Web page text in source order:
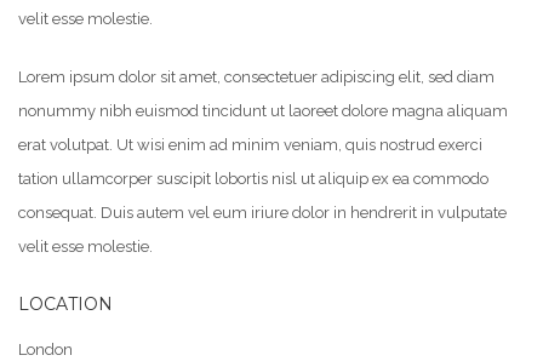
velit esse molestie.
Lorem ipsum dolor sit amet, consectetuer adipiscing elit, sed diam
nonummy nibh euismod tincidunt ut laoreet dolore magna aliquam
erat volutpat. Ut wisi enim ad minim veniam, quis nostrud exerci
tation ullamcorper suscipit lobortis nisl ut aliquip ex ea commodo
consequat. Duis autem vel eum iriure dolor in hendrerit in vulputate
velit esse molestie.
LOCATION
London